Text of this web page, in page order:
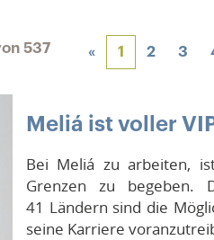
537 « 1 2 3
Meliá ist voller
Bei Meliá zu arbeiten,
Grenzen zu
41 Ländern sind die
seine Karriere